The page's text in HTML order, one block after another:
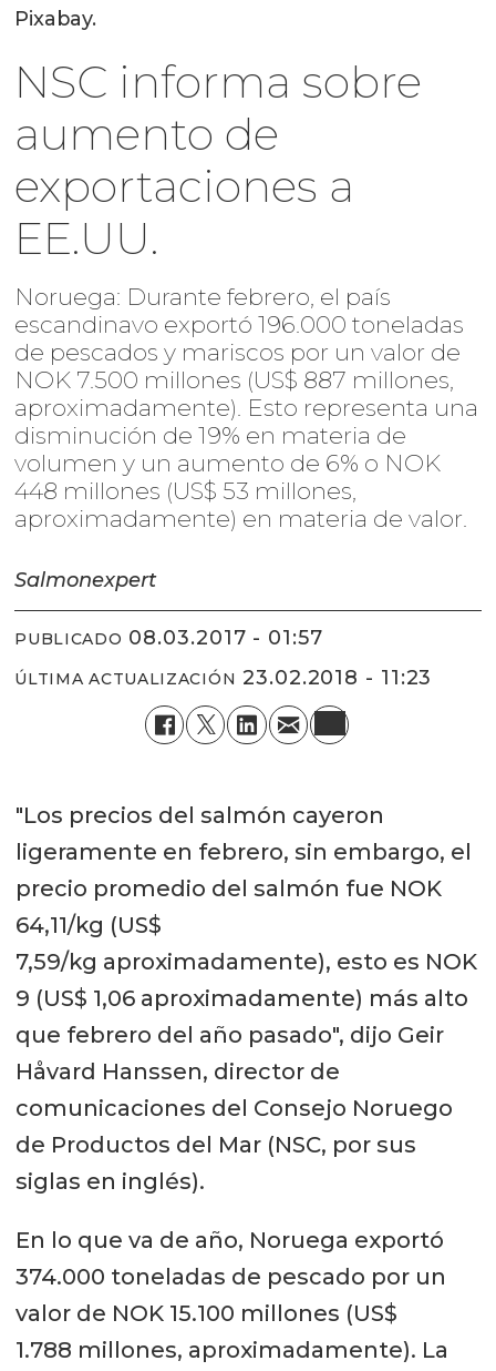
Pixabay.
NSC informa sobre
aumento de
exportaciones a
EE.UU.
Noruega: Durante febrero, el país
escandinavo exportó 196.000 toneladas
de pescados y mariscos por un valor de
NOK 7.500 millones (US$ 887 millones,
aproximadamente). Esto representa una
disminución de 19% en materia de
volumen y un aumento de 6% o NOK
448 millones (US$ 53 millones,
aproximadamente) en materia de valor.
Salmonexpert
PUBLICADO 08.03.2017 - 01:57
ÚLTIMA ACTUALIZACIÓN 23.02.2018 - 11:23
"Los precios del salmón cayeron
ligeramente en febrero, sin embargo, el
precio promedio del salmón fue NOK
64,11/kg (US$
7,59/kg aproximadamente), esto es NOK
9 (US$ 1,06 aproximadamente) más alto
que febrero del año pasado", dijo Geir
Håvard Hanssen, director de
comunicaciones del Consejo Noruego
de Productos del Mar (NSC, por sus
siglas en inglés).
En lo que va de año, Noruega exportó
374.000 toneladas de pescado por un
valor de NOK 15.100 millones (US$
1.788 millones, aproximadamente). La